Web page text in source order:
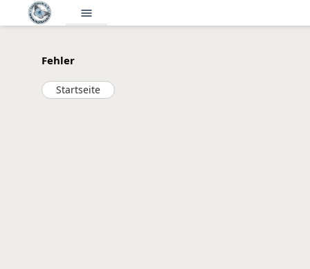
menu
Fehler
Startseite